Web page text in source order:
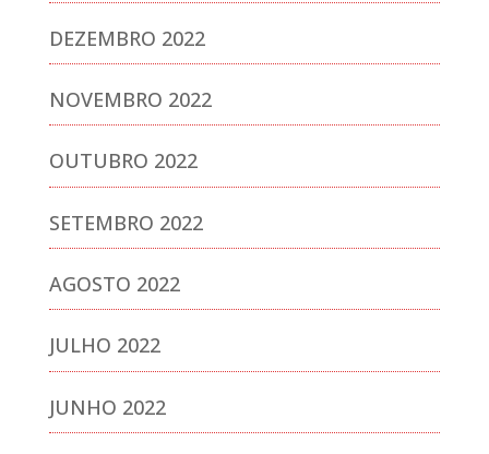
DEZEMBRO 2022
NOVEMBRO 2022
OUTUBRO 2022
SETEMBRO 2022
AGOSTO 2022
JULHO 2022
JUNHO 2022